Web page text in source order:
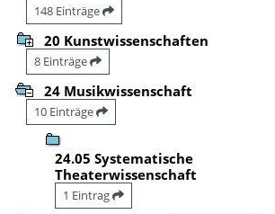
148 Einträge
20 Kunstwissenschaften
8 Einträge
24 Musikwissenschaft
10 Einträge
24.05 Systematische
Theaterwissenschaft
1 Eintrag